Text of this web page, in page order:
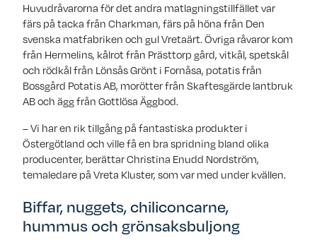
Huvudråvarorna för det andra matlagningstillfället var
färs på tacka från Charkman, färs på höna från Den
svenska matfabriken och gul Vretaärt. Övriga råvaror kom
från Hermelins, kålrot från Prästtorp gård, vitkål, spetskål
och rödkål från Lönsås Grönt i Fornåsa, potatis från
Bossgård Potatis AB, morötter från Skaftesgärde lantbruk
AB och ägg från Gottlösa Äggbod.
– Vi har en rik tillgång på fantastiska produkter i
Östergötland och ville få en bra spridning bland olika
producenter, berättar Christina Enudd Nordström,
temaledare på Vreta Kluster, som var med under kvällen.
Biffar, nuggets, chiliconcarne,
hummus och grönsaksbuljong